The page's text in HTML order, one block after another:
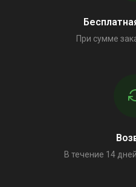
При сумме
В течение 14